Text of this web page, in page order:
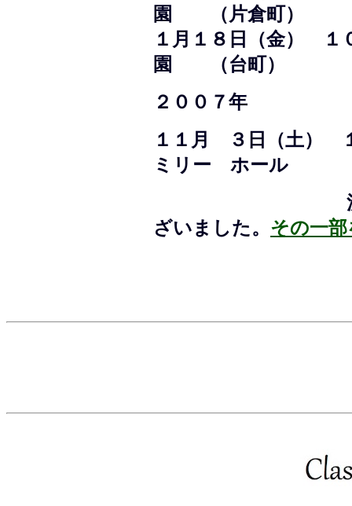
園 （片倉町）
１月１８日（金）
園 （台町）
２００７年
１１月 ３日（土）
ミリー ホール
沢山のご感
ざいました。 その一